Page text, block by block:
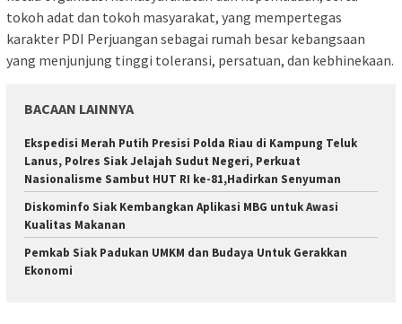
tokoh adat dan tokoh masyarakat, yang mempertegas
karakter PDI Perjuangan sebagai rumah besar kebangsaan
yang menjunjung tinggi toleransi, persatuan, dan kebhinekaan.
BACAAN LAINNYA
Ekspedisi Merah Putih Presisi Polda Riau di Kampung Teluk
Lanus, Polres Siak Jelajah Sudut Negeri, Perkuat
Nasionalisme Sambut HUT RI ke-81,Hadirkan Senyuman
Diskominfo Siak Kembangkan Aplikasi MBG untuk Awasi
Kualitas Makanan
Pemkab Siak Padukan UMKM dan Budaya Untuk Gerakkan
Ekonomi